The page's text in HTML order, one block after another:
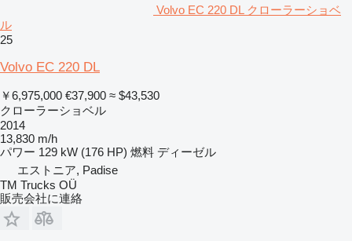
Volvo EC 220 DL クローラーショベ
ル
25
Volvo EC 220 DL
￥6,975,000 €37,900 ≈ $43,530
クローラーショベル
2014
13,830 m/h
パワー 129 kW (176 HP) 燃料 ディーゼル
エストニア, Padise
TM Trucks OÜ
販売会社に連絡